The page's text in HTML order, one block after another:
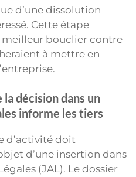
d’une dissolution
Cette étape
bouclier contre
à mettre en
décision dans un
informe les tiers
d’activité doit
d’une insertion dans
(JAL). Le dossier